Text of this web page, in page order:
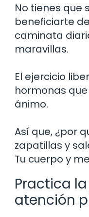
No tienes que
beneficiarte
caminata
maravillas.
El ejercicio
hormonas
ánimo.
Así que, ¿por
zapatillas y
Tu cuerpo y
Practica
atención